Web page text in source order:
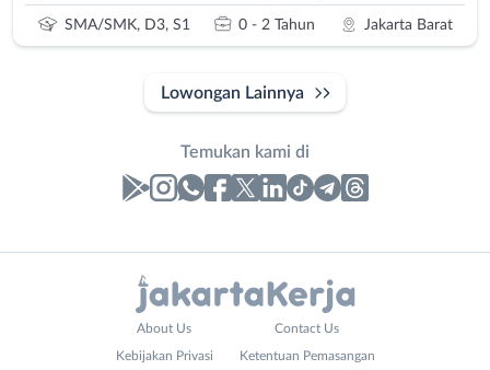
SMA/SMK, D3, S1 0 - 2 Tahun Jakarta Barat
Lowongan Lainnya
Temukan kami di
About Us Contact Us
Kebijakan Privasi Ketentuan Pemasangan